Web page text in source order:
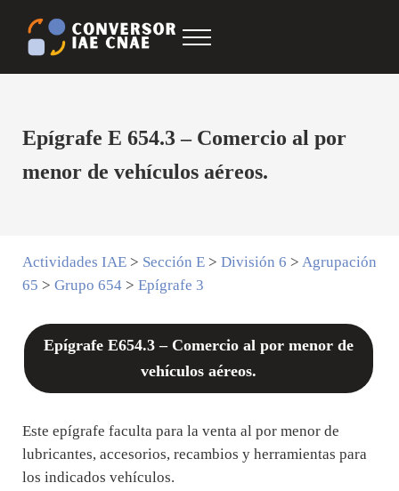
Conversor IAE CNAE
Menu
Epígrafe E 654.3 – Comercio al por
menor de vehículos aéreos.
Actividades IAE> Sección E> División 6 > Agrupación
65 > Grupo 654> Epígrafe 3
Epígrafe E654.3 – Comercio al por menor de
vehículos aéreos.
Este epígrafe faculta para la venta al por menor de
lubricantes, accesorios, recambios y herramientas para
los indicados vehículos.